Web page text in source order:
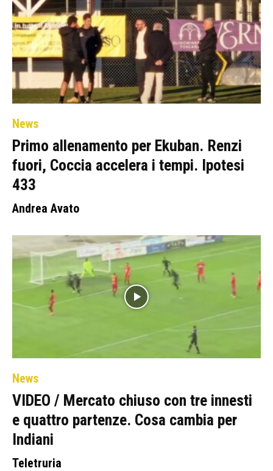
News
Primo allenamento per Ekuban. Renzi
fuori, Coccia accelera i tempi. Ipotesi
433
Andrea Avato
News
VIDEO / Mercato chiuso con tre innesti
e quattro partenze. Cosa cambia per
Indiani
Teletruria